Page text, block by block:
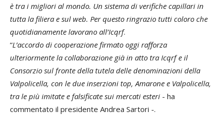
è tra i migliori al mondo. Un sistema di verifiche capillari in
tutta la filiera e sul web. Per questo ringrazio tutti coloro che
quotidianamente lavorano all’Icqrf.
“L’accordo di cooperazione firmato oggi rafforza
ulteriormente la collaborazione già in atto tra Icqrf e il
Consorzio sul fronte della tutela delle denominazioni della
Valpolicella, con le due inserzioni top, Amarone e Valpolicella,
tra le più imitate e falsificate sui mercati esteri - ha
commentato il presidente Andrea Sartori -.